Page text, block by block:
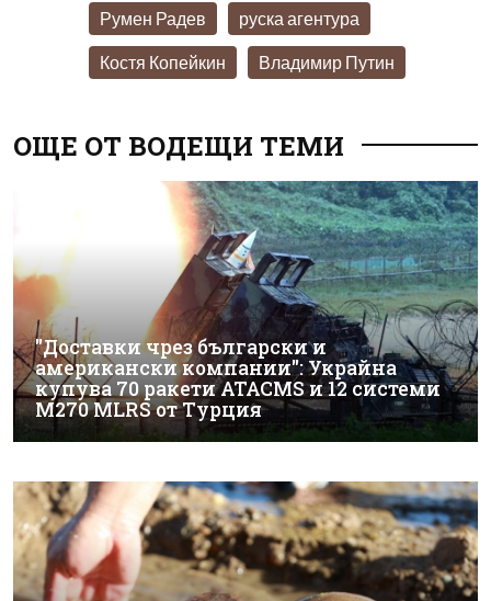
Румен Радев руска агентура
Костя Копейкин Владимир Путин
ОЩЕ ОТ ВОДЕЩИ ТЕМИ
"Доставки чрез български и
американски компании": Украйна
купува 70 ракети ATACMS и 12 системи
M270 MLRS от Турция